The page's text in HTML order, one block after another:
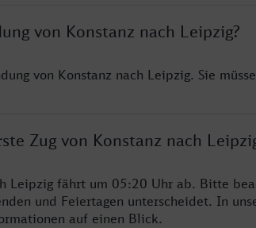
von Konstanz nach Leipzig?
von Konstanz nach Leipzig. Sie
Zug von Konstanz nach
Leipzig fährt um 05:20 Uhr ab. Bitte
und Feiertagen unterscheidet. In
auf einen Blick.